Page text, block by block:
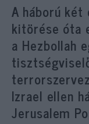
A háború
kitörése óta
a Hezbollah
Izrael ellen
Jerusalem